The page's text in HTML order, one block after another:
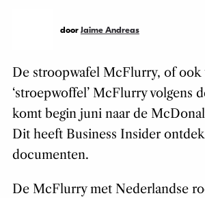
door Jaime Andreas
De stroopwafel McFlurry, of ook
‘stroepwoffel’ McFlurry volgens
komt begin juni naar de
Dit heeft Business Insider
documenten.
De McFlurry met Nederlandse